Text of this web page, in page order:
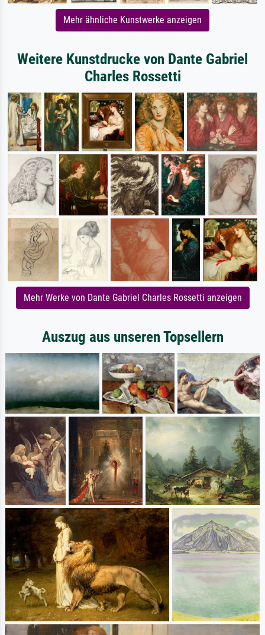
Mehr ähnliche Kunstwerke anzeigen
Weitere Kunstdrucke von Dante Gabriel
Charles Rossetti
Mehr Werke von Dante Gabriel Charles Rossetti anzeigen
Auszug aus unseren Topsellern